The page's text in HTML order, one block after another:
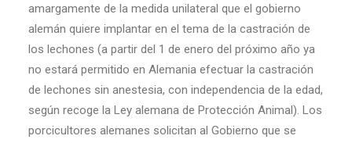
amargamente de la medida unilateral que el gobierno
alemán quiere implantar en el tema de la castración de
los lechones (a partir del 1 de enero del próximo año ya
no estará permitido en Alemania efectuar la castración
de lechones sin anestesia, con independencia de la edad,
según recoge la Ley alemana de Protección Animal). Los
porcicultores alemanes solicitan al Gobierno que se